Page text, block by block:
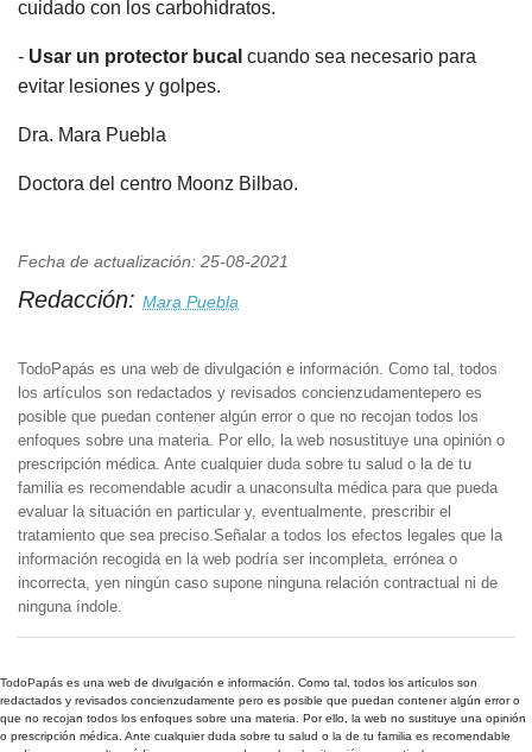
cuidado con los carbohidratos.
- Usar un protector bucal cuando sea necesario para
evitar lesiones y golpes.
Dra. Mara Puebla
Doctora del centro Moonz Bilbao.
Fecha de actualización: 25-08-2021
Redacción: Mara Puebla
TodoPapás es una web de divulgación e información. Como tal, todos
los artículos son redactados y revisados concienzudamentepero es
posible que puedan contener algún error o que no recojan todos los
enfoques sobre una materia. Por ello, la web nosustituye una opinión o
prescripción médica. Ante cualquier duda sobre tu salud o la de tu
familia es recomendable acudir a unaconsulta médica para que pueda
evaluar la situación en particular y, eventualmente, prescribir el
tratamiento que sea preciso.Señalar a todos los efectos legales que la
información recogida en la web podría ser incompleta, errónea o
incorrecta, yen ningún caso supone ninguna relación contractual ni de
ninguna índole.
TodoPapás es una web de divulgación e información. Como tal, todos los artículos son
redactados y revisados concienzudamente pero es posible que puedan contener algún error o
que no recojan todos los enfoques sobre una materia. Por ello, la web no sustituye una opinión
o prescripción médica. Ante cualquier duda sobre tu salud o la de tu familia es recomendable